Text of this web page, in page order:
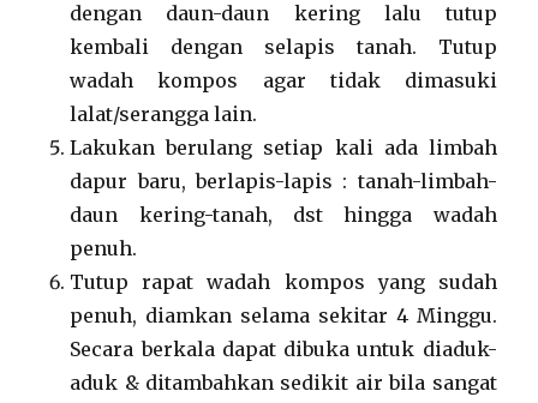
dengan daun-daun kering lalu tutup
kembali dengan selapis tanah. Tutup
wadah kompos agar tidak dimasuki
lalat/serangga lain.
Lakukan berulang setiap kali ada limbah
dapur baru, berlapis-lapis : tanah-limbah-
daun kering-tanah, dst hingga wadah
penuh.
Tutup rapat wadah kompos yang sudah
penuh, diamkan selama sekitar 4 Minggu.
Secara berkala dapat dibuka untuk diaduk-
aduk & ditambahkan sedikit air bila sangat